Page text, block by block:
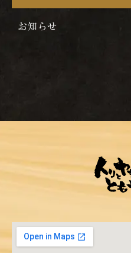
お知らせ